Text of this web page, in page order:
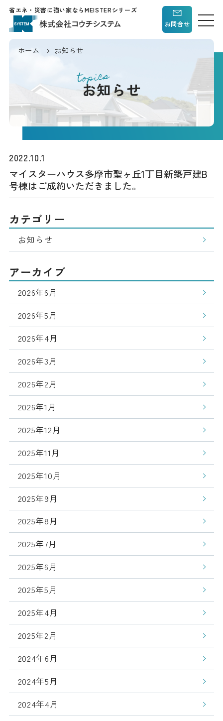
省エネ・災害に強い家ならMEISTERシリーズ
お問合せ
ホーム お知らせ
topics
お知らせ
2022.10.1
マイスターハウス多摩市聖ヶ丘1丁目新築戸建B
号棟はご成約いただきました。
カテゴリー
お知らせ
アーカイブ
2026年6月
2026年5月
2026年4月
2026年3月
2026年2月
2026年1月
2025年12月
2025年11月
2025年10月
2025年9月
2025年8月
2025年7月
2025年6月
2025年5月
2025年4月
2025年2月
2024年6月
2024年5月
2024年4月